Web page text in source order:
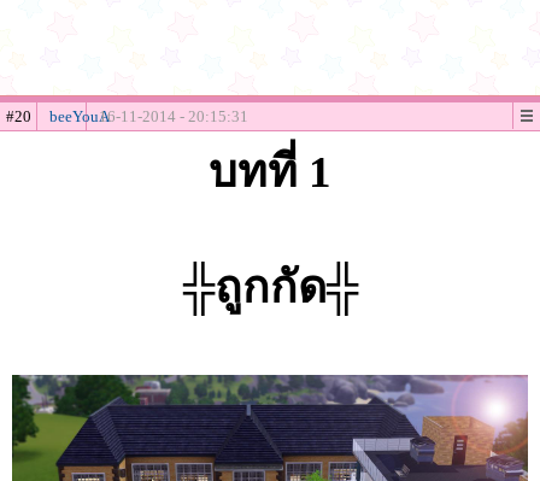
#20 beeYouA16-11-2014 - 20:15:31
บทที่ 1
╬ถูกกัด╬